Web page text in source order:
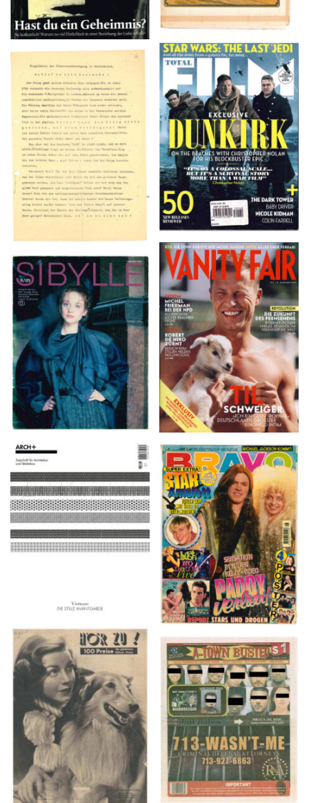
TOTAL FILM #260 –
SUMMER 2017
Flugblätter der Weissen
Rose – V, Januar 1943
VANITY FAIR – Nr. 7 –
8. Februar 2007
SIBYLLE 6/89
ARCH+ Nr. 226, Herbst
2016
BRAVO – Nr. 8, 13. Febr.
1997
HÖR ZU! – 1949,
NUMMER 10, Woche
vom 27. Februar bis 05.
März
A-TOWN BUSTED –
8/15/16–9/1/16